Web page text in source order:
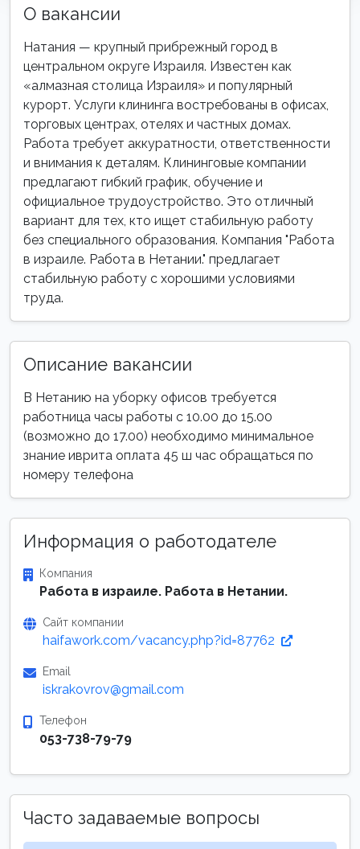
О вакансии
Натания — крупный прибрежный город в
центральном округе Израиля. Известен как
«алмазная столица Израиля» и популярный
курорт. Услуги клининга востребованы в офисах,
торговых центрах, отелях и частных домах.
Работа требует аккуратности, ответственности
и внимания к деталям. Клининговые компании
предлагают гибкий график, обучение и
официальное трудоустройство. Это отличный
вариант для тех, кто ищет стабильную работу
без специального образования. Компания "Работа
в израиле. Работа в Нетании." предлагает
стабильную работу с хорошими условиями
труда.
Описание вакансии
В Нетанию на уборку офисов требуется
работница часы работы с 10.00 до 15.00
(возможно до 17.00) необходимо минимальное
знание иврита оплата 45 ш час обращаться по
номеру телефона
Информация о работодателе
Компания
Работа в израиле. Работа в Нетании.
Сайт компании
haifawork.com/vacancy.php?id=87762
Email
iskrakovrov@gmail.com
Телефон
053-738-79-79
Часто задаваемые вопросы